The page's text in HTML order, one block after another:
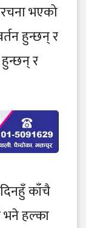
भएको
हुन्छन् र
र
काँचै
भने हल्का